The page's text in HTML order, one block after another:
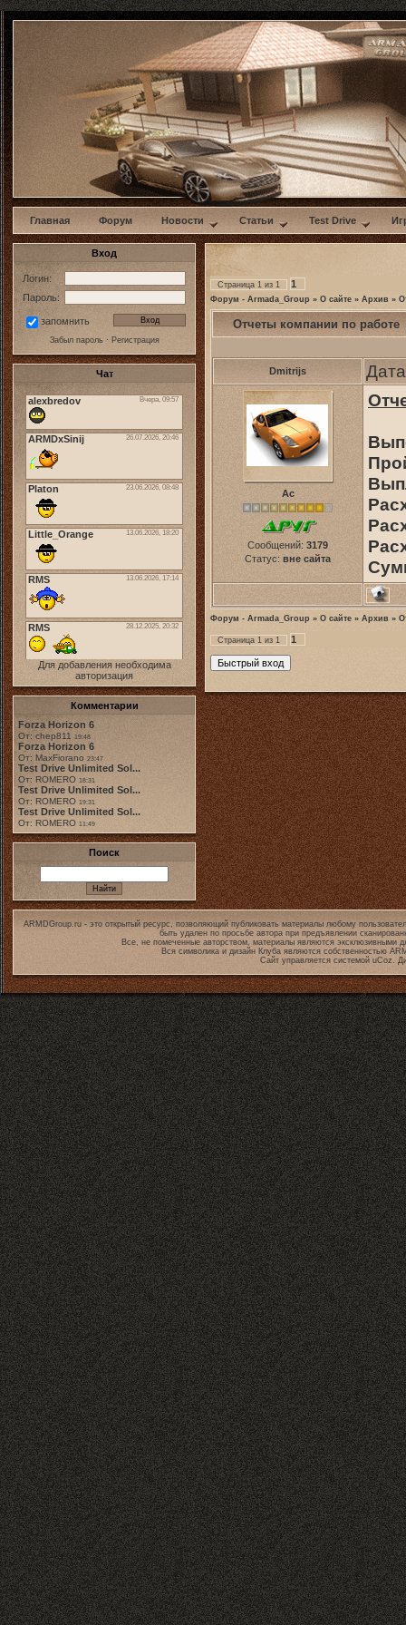
w
Главная Форум Новости Статьи Test Drive
Вход
Логин:
Пароль:
запомнить
Забыл пароль· Регистрация
Чат
Для добавления необходима
авторизация
Комментарии
Forza Horizon 6
От: chep811 19:48
Forza Horizon 6
От: MaxFiorano 23:47
Test Drive Unlimited Sol...
От: ROMERO 18:31
Test Drive Unlimited Sol...
От: ROMERO 19:31
Test Drive Unlimited Sol...
От: ROMERO 11:49
Поиск
Страница 1 из 1 1
Форум - Armada_Group » О сайте » Архив »
Отчеты компании по работе
Dmitrijs
Ас
Сообщений: 3179
Статус: вне сайта
Форум - Armada_Group » О сайте » Архив »
Страница 1 из 1 1
ARMDGroup.ru - это открытый ресурс, позволяющий публиковать материалы любому
быть удален по просьбе автора при предъявлении
Все, не помеченные авторством, материалы являются эксклюзивными
Вся символика и дизайн Клуба являются собственностью
Сайт управляется системой uCoz.